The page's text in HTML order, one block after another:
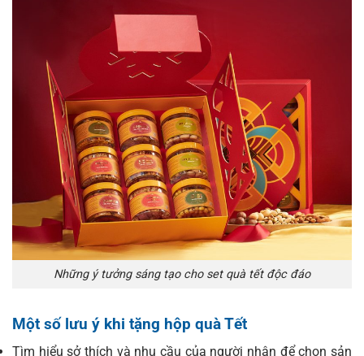
Những ý tưởng sáng tạo cho set quà tết độc đáo
Một số lưu ý khi tặng hộp quà Tết
Tìm hiểu sở thích và nhu cầu của người nhận để chọn sản